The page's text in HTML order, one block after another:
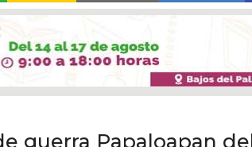
guerra Papaloapan